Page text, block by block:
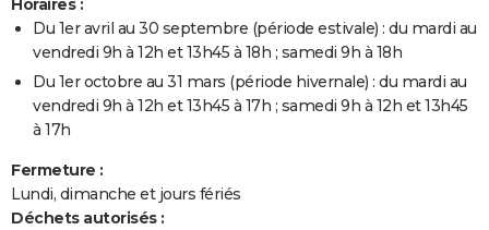
Horaires :
Du 1er avril au 30 septembre (période estivale) : du mardi au
vendredi 9h à 12h et 13h45 à 18h ; samedi 9h à 18h
Du 1er octobre au 31 mars (période hivernale) : du mardi au
vendredi 9h à 12h et 13h45 à 17h ; samedi 9h à 12h et 13h45
à 17h
Fermeture :
Lundi, dimanche et jours fériés
Déchets autorisés :